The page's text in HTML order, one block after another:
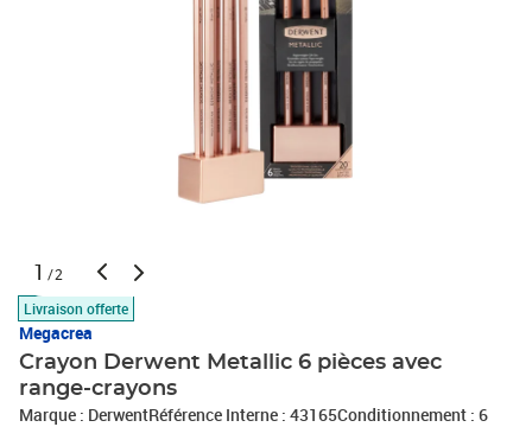
1 /2
Livraison offerte
Megacrea
Crayon Derwent Metallic 6 pièces avec
range-crayons
Marque : DerwentRéférence Interne : 43165Conditionnement : 6